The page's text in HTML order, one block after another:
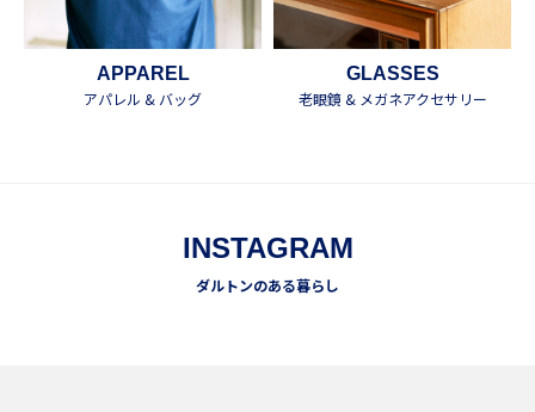
APPAREL
アパレル & バッグ
GLASSES
老眼鏡 & メガネアクセサリー
INSTAGRAM
ダルトンのある暮らし